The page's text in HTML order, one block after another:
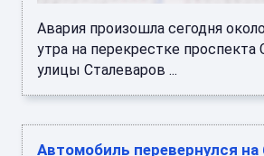
Авария произошла сегодня
утра на перекрестке проспекта
улицы Сталеваров ...
Автомобиль перевернулся